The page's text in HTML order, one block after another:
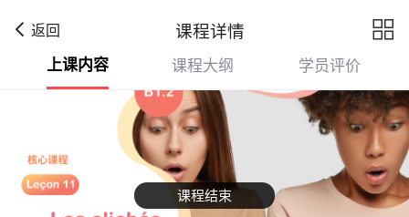
返回 课程详情 
课程结束
上课内容 课程大纲 学员评价